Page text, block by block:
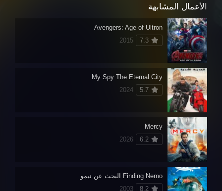
الأعمال المشابهة
Avengers: Age of Ultron
7.3
2015
My Spy The Eternal City
5.7
2024
Mercy
6.2
2026
Finding Nemo البحث عن نيمو
8.2
2003